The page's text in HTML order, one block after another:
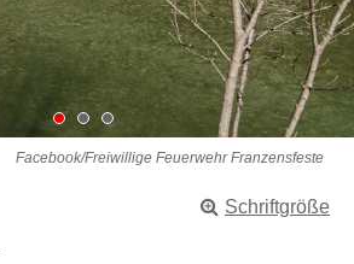
Facebook/Freiwillige Feuerwehr Franzensfeste
Schriftgröße